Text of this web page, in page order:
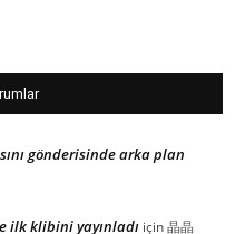
gönderisinde arka plan
ilk klibini yayınladı için晶晶